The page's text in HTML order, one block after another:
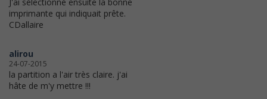
imprimante qui indiquait prête.
CDallaire
alirou
24-07-2015
la partition a l'air très claire. j'ai
hâte de m'y mettre !!!